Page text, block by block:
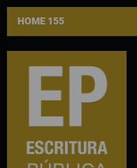
HOME 155